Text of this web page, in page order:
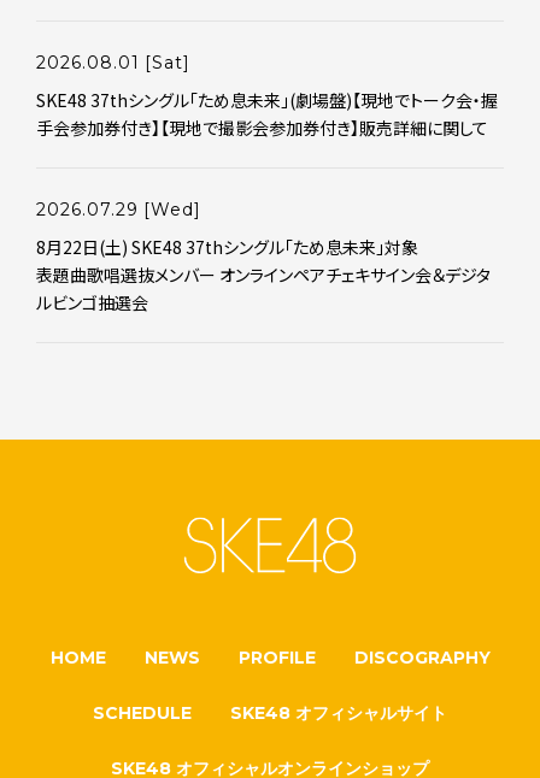
2026.08.01 [Sat]
SKE48 37thシングル｢ため息未来｣(劇場盤)【現地でトーク会・握
手会参加券付き】【現地で撮影会参加券付き】販売詳細に関して
2026.07.29 [Wed]
8月22日(土) SKE48 37thシングル「ため息未来」対象
表題曲歌唱選抜メンバー オンラインペアチェキサイン会＆デジタ
ルビンゴ抽選会
HOME NEWS PROFILE DISCOGRAPHY
SCHEDULE SKE48 オフィシャルサイト
SKE48 オフィシャルオンラインショップ